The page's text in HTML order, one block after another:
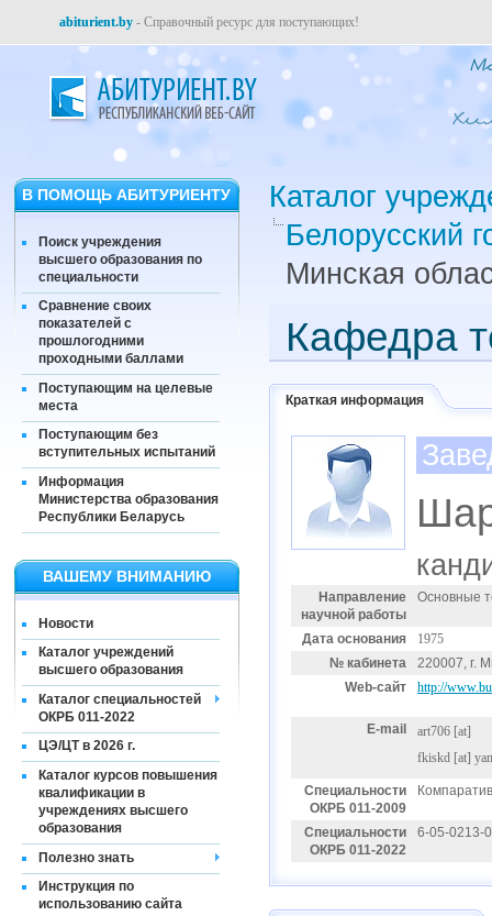
abiturient.by - Справочный ресурс для поступающих!
В ПОМОЩЬ АБИТУРИЕНТУ
Поиск учреждения
высшего образования по
специальности
Сравнение своих
показателей с
прошлогодними
проходными баллами
Поступающим на целевые
места
Поступающим без
вступительных испытаний
Информация
Министерства образования
Республики Беларусь
ВАШЕМУ ВНИМАНИЮ
Новости
Каталог учреждений
высшего образования
Каталог специальностей
ОКРБ 011-2022
ЦЭ/ЦТ в 2026 г.
Каталог курсов повышения
квалификации в
учреждениях высшего
образования
Полезно знать
Инструкция по
использованию сайта
Каталог
Белорусский
Минская
Кафедра
Краткая информация
Направление
научной работы
Основные
Дата основания
1975
№ кабинета
220007, г.
Web-сайт
http://
E-mail art706 [at]
fkiskd [at]
Специальности
ОКРБ 011-2009
Специальности
ОКРБ 011-2022
6-05-0213-